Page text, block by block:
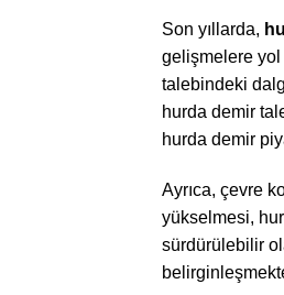
Son yıllarda,
gelişmelere yol
talebindeki
hurda demir
hurda demir
Ayrıca, çevre
yükselmesi,
sürdürülebilir